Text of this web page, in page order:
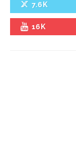
7.6K
16K